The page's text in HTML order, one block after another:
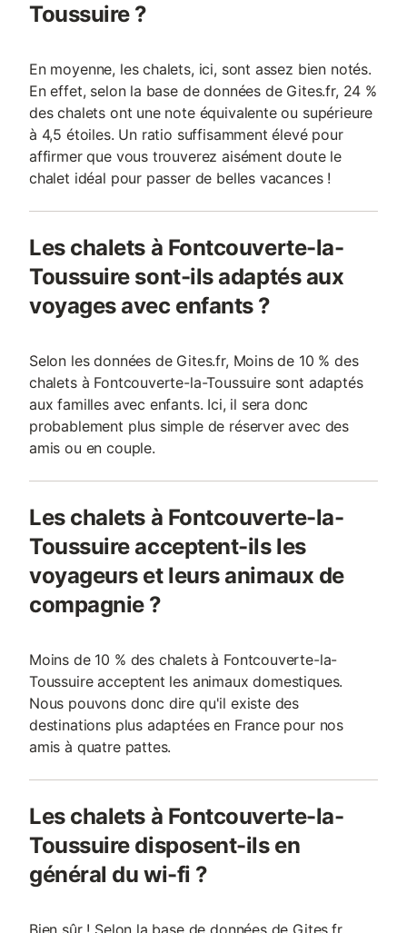
Toussuire ?
En moyenne, les chalets, ici, sont assez bien notés.
En effet, selon la base de données de Gites.fr, 24 %
des chalets ont une note équivalente ou supérieure
à 4,5 étoiles. Un ratio suffisamment élevé pour
affirmer que vous trouverez aisément doute le
chalet idéal pour passer de belles vacances !
Les chalets à Fontcouverte-la-
Toussuire sont-ils adaptés aux
voyages avec enfants ?
Selon les données de Gites.fr, Moins de 10 % des
chalets à Fontcouverte-la-Toussuire sont adaptés
aux familles avec enfants. Ici, il sera donc
probablement plus simple de réserver avec des
amis ou en couple.
Les chalets à Fontcouverte-la-
Toussuire acceptent-ils les
voyageurs et leurs animaux de
compagnie ?
Moins de 10 % des chalets à Fontcouverte-la-
Toussuire acceptent les animaux domestiques.
Nous pouvons donc dire qu'il existe des
destinations plus adaptées en France pour nos
amis à quatre pattes.
Les chalets à Fontcouverte-la-
Toussuire disposent-ils en
général du wi-fi ?
Bien sûr ! Selon la base de données de Gites.fr,